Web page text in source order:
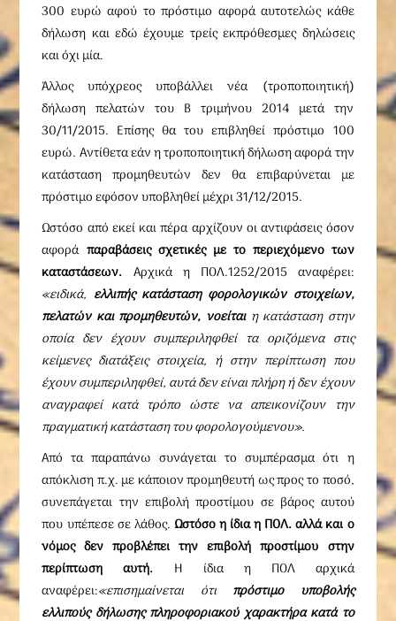
300 ευρώ αφού το πρόστιμο αφορά αυτοτελώς κάθε
δήλωση και εδώ έχουμε τρείς εκπρόθεσμες δηλώσεις
και όχι μία.
Άλλος υπόχρεος υποβάλλει νέα (τροποποιητική)
δήλωση πελατών του Β τριμήνου 2014 μετά την
30/11/2015. Επίσης θα του επιβληθεί πρόστιμο 100
ευρώ. Αντίθετα εάν η τροποποιητική δήλωση αφορά την
κατάσταση προμηθευτών δεν θα επιβαρύνεται με
πρόστιμο εφόσον υποβληθεί μέχρι 31/12/2015.
Ωστόσο από εκεί και πέρα αρχίζουν οι αντιφάσεις όσον
αφορά παραβάσεις σχετικές με το περιεχόμενο των
καταστάσεων. Αρχικά η ΠΟΛ.1252/2015 αναφέρει:
«ειδικά, ελλιπής κατάσταση φορολογικών στοιχείων,
πελατών και προμηθευτών, νοείταιη κατάσταση στην
οποία δεν έχουν συμπεριληφθεί τα οριζόμενα στις
κείμενες διατάξεις στοιχεία, ή στην περίπτωση που
έχουν συμπεριληφθεί, αυτά δεν είναι πλήρη ή δεν έχουν
αναγραφεί κατά τρόπο ώστε να απεικονίζουν την
πραγματική κατάσταση του φορολογούμενου».
Από τα παραπάνω συνάγεται το συμπέρασμα ότι η
απόκλιση π.χ. με κάποιον προμηθευτή ως προς το ποσό,
συνεπάγεται την επιβολή προστίμου σε βάρος αυτού
που υπέπεσε σε λάθος. Ωστόσο η ίδια η ΠΟΛ. αλλά και ο
νόμος δεν προβλέπει την επιβολή προστίμου στην
περίπτωση αυτή. Η ίδια η ΠΟΛ αρχικά
αναφέρει:«επισημαίνεται ότι πρόστιμο υποβολής
ελλιπούς δήλωσης πληροφοριακού χαρακτήρα κατά το